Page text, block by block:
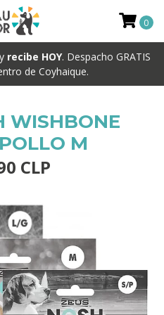
recibe HOY. Despacho GRATIS
de Coyhaique.
0
WISHBONE
M
CLP